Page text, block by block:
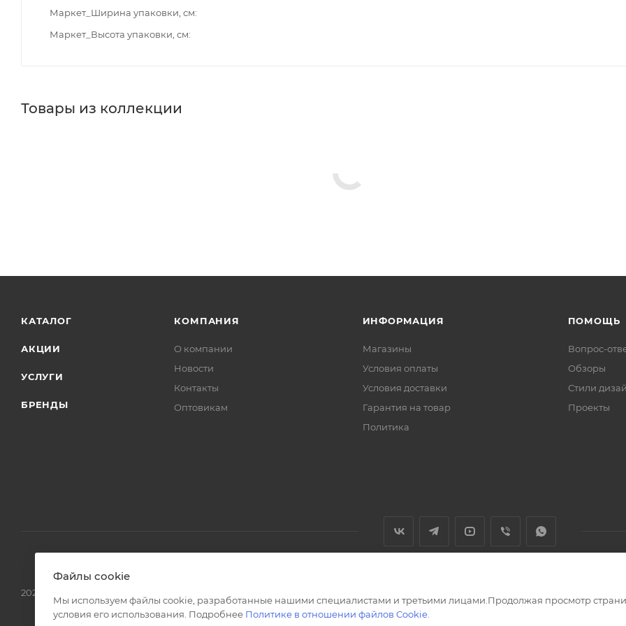
Маркет_Ширина упаковки, см
Маркет_Высота упаковки, см
Товары из коллекции
КАТАЛОГ
АКЦИИ
УСЛУГИ
БРЕНДЫ
КОМПАНИЯ
О компании
Новости
Контакты
Оптовикам
ИНФОРМАЦИЯ
Магазины
Условия оплаты
Условия доставки
Гарантия на товар
Политика
ПОМОЩЬ
Вопрос-
Обзоры
Стили
Проекты
2026 © Интернет магазин сантехники в Москве l-24.ru
Файлы cookie
Мы используем файлы cookie, разработанные нашими специалистами и третьими лицами.Продолжая просмотр
условия его использования. Подробнее Политике в отношении файлов Cookie